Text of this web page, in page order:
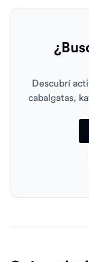
Descubrí
cabalgatas,